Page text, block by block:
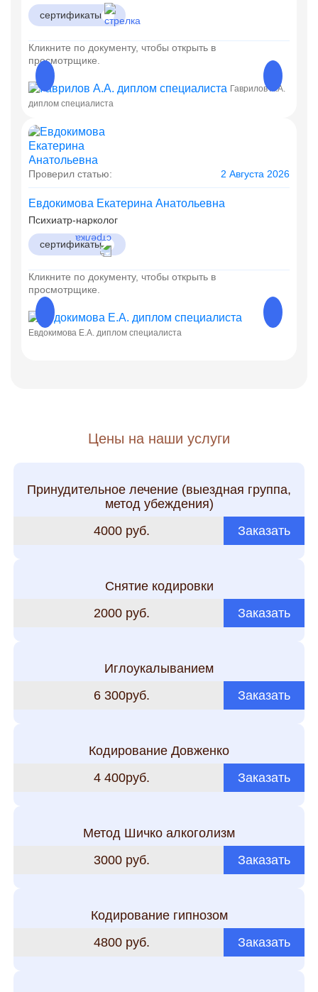
сертификаты
Кликните по документу, чтобы открыть в
просмотрщике.
Гаврилов А.А.
диплом специалиста
Проверил статью: 2 Августа 2026
Евдокимова Екатерина Анатольевна
Психиатр-нарколог
сертификаты
Кликните по документу, чтобы открыть в
просмотрщике.
Евдокимова Е.А. диплом специалиста
Цены на наши услуги
Принудительное лечение (выездная группа,
метод убеждения)
4000 руб.
Заказать
Снятие кодировки
2000 руб.
Заказать
Иглоукалыванием
6 300руб.
Заказать
Кодирование Довженко
4 400руб.
Заказать
Метод Шичко алкоголизм
3000 руб.
Заказать
Кодирование гипнозом
4800 руб.
Заказать